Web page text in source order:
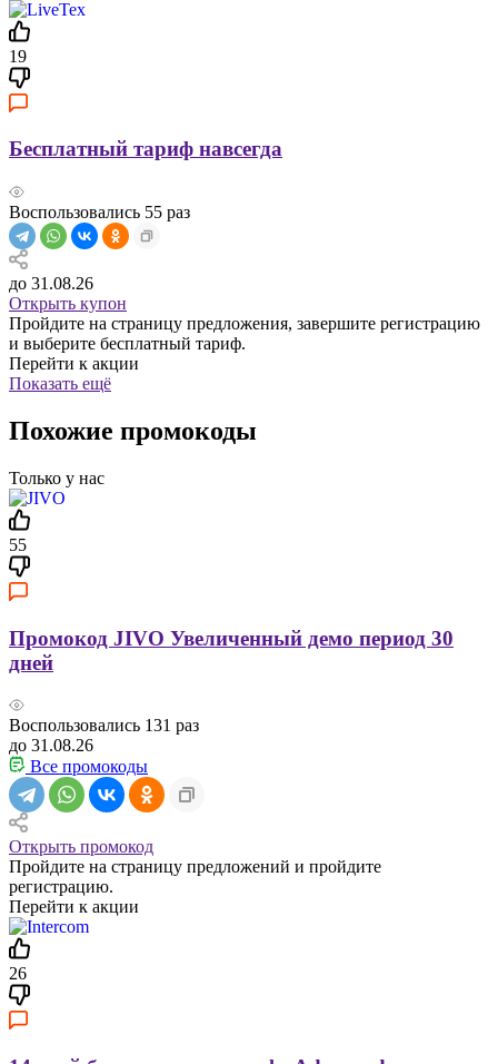
19
Бесплатный тариф навсегда
Воспользовались 55 раз
до 31.08.26
Открыть купон
Пройдите на страницу предложения, завершите регистрацию
и выберите бесплатный тариф.
Перейти к акции
Показать ещё
Похожие промокоды
Только у нас
55
Промокод JIVO Увеличенный демо период 30
дней
Воспользовались 131 раз
до 31.08.26
Все промокоды
Открыть промокод
Пройдите на страницу предложений и пройдите
регистрацию.
Перейти к акции
26